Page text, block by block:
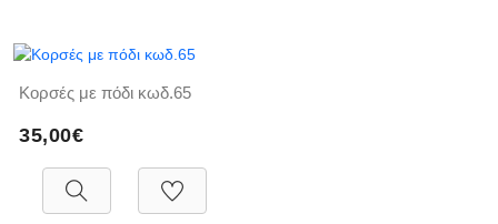
Κορσές με πόδι κωδ.65
35,00€